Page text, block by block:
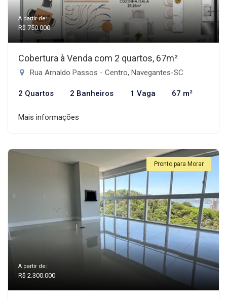
A partir de:
R$ 750.000
Cobertura à Venda com 2 quartos, 67m²
Rua Arnaldo Passos - Centro, Navegantes-SC
2 Quartos 2 Banheiros 1 Vaga 67 m²
Mais informações
Pronto para Morar
A partir de:
R$ 2.300.000